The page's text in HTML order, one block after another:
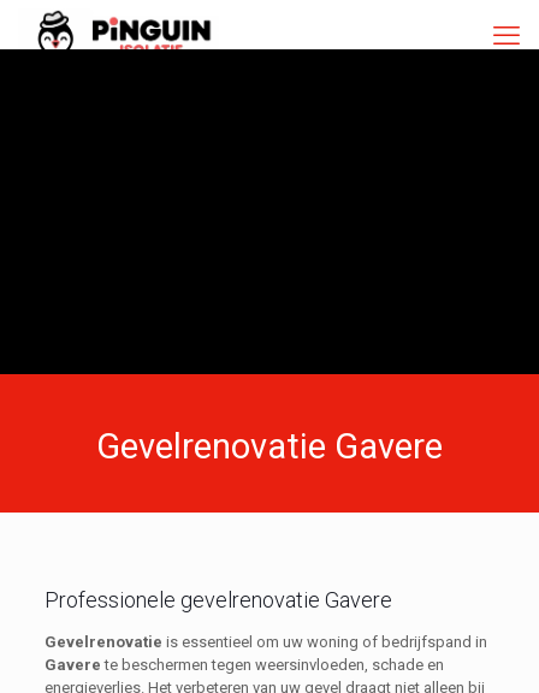
Gevelrenovatie Gavere
Professionele gevelrenovatie Gavere
Gevelrenovatie is essentieel om uw woning of bedrijfspand in
Gavere te beschermen tegen weersinvloeden, schade en
energieverlies. Het verbeteren van uw gevel draagt niet alleen bij